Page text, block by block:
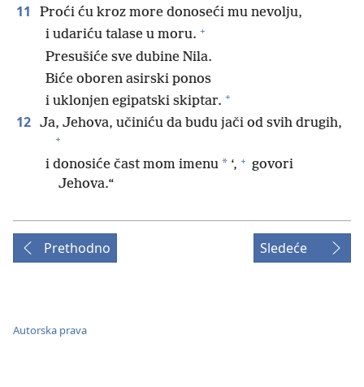
11
Proći ću kroz more donoseći mu nevolju,
i udariću talase u moru. +
Presušiće sve dubine Nila.
Biće oboren asirski ponos
i uklonjen egipatski skiptar. +
12 Ja, Jehova, učiniću da budu jači od svih drugih,
+
i donosiće čast mom imenu * ‘, + govori
Jehova.“
Prethodno Sledeće
Autorska prava